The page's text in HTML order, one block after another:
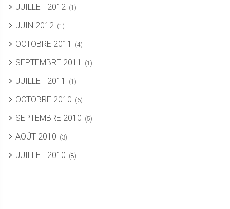
JUILLET 2012 (1)
JUIN 2012 (1)
OCTOBRE 2011 (4)
SEPTEMBRE 2011 (1)
JUILLET 2011 (1)
OCTOBRE 2010 (6)
SEPTEMBRE 2010 (5)
AOÛT 2010 (3)
JUILLET 2010 (8)